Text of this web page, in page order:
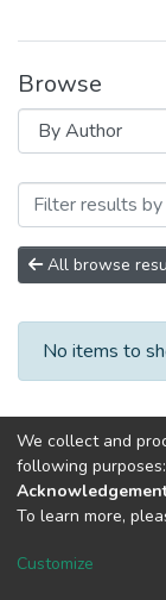
Browse
Browsing
All browse
No items to
DSpace
Cookie
We collect and
following purposes:
To learn more,
Customize